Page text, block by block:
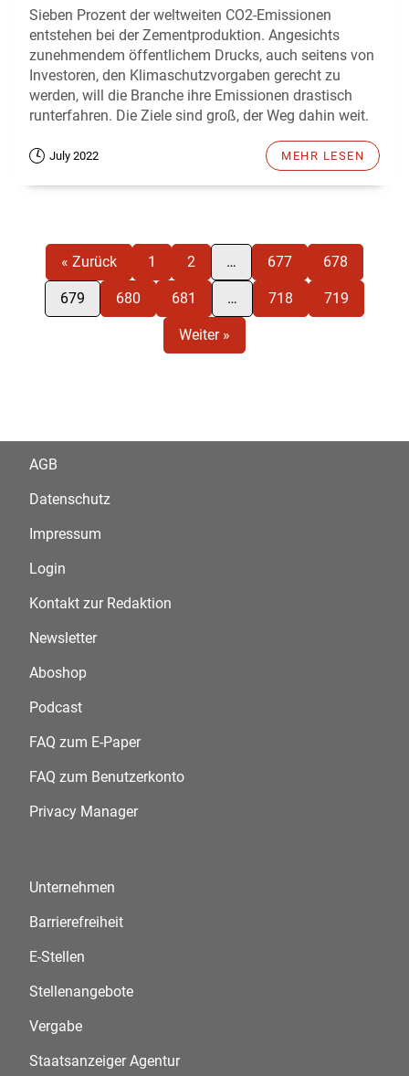
Sieben Prozent der weltweiten CO2-Emissionen
entstehen bei der Zementproduktion. Angesichts
zunehmendem öffentlichem Drucks, auch seitens von
Investoren, den Klimaschutzvorgaben gerecht zu
werden, will die Branche ihre Emissionen drastisch
runterfahren. Die Ziele sind groß, der Weg dahin weit.
July 2022 MEHR LESEN
« Zurück 1 2 … 677 678
679 680 681 … 718 719
Weiter »
AGB
Datenschutz
Impressum
Login
Kontakt zur Redaktion
Newsletter
Aboshop
Podcast
FAQ zum E-Paper
FAQ zum Benutzerkonto
Privacy Manager
Unternehmen
Barrierefreiheit
E-Stellen
Stellenangebote
Vergabe
Staatsanzeiger Agentur